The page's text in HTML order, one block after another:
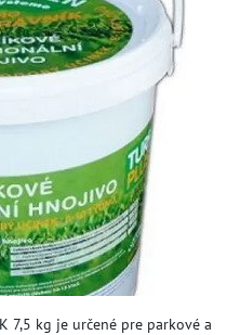
7,5 kg je určené pre parkové a